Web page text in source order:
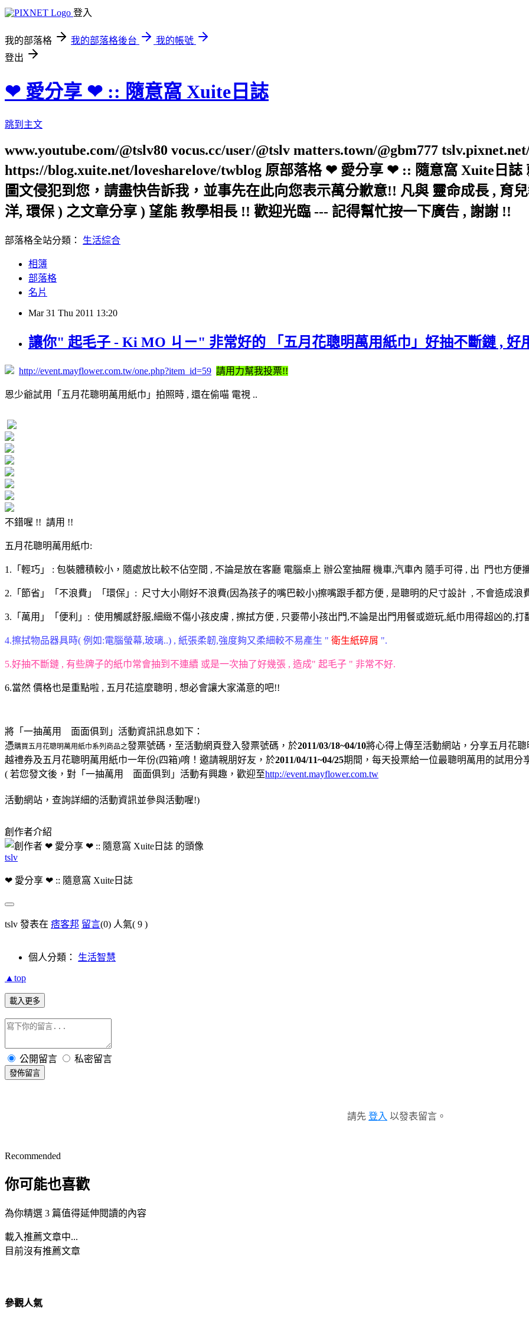
登入
我的部落格 我的部落格後台
我的帳號
登出
❤ 愛分享 ❤ :: 隨意窩 Xuite日誌
跳到主文
www.youtube.com/@tslv80 vocus.cc/user/@tslv matters.town/@gbm777
https://blog.xuite.net/lovesharelove/twblog 原部落格 ❤ 愛分享 ❤ :: 隨意窩 Xuite日
圖文侵犯到您，請盡快告訴我，並事先在此向您表示萬分歉意!! 凡與 靈命成長 , 育
洋, 環保 ) 之文章分享 ) 望能 教學相長 !! 歡迎光臨 --- 記得幫忙按一下廣告 , 謝謝 !!
部落格全站分類： 生活綜合
相簿
部落格
名片
Mar 31 Thu 2011 13:20
讓你" 起毛子 - Ki MO ㄐㄧ" 非常好的 「五月花聰明萬用紙巾」好抽不斷鏈 , 好
http://event.mayflower.com.tw/one.php?item_id=59 請用力幫我投票!!
恩少爺試用「五月花聰明萬用紙巾」拍照時 , 還在偷喵 電視 ..
不錯喔 !! 請用 !!
五月花聰明萬用紙巾:
1.「輕巧」 : 包裝體積較小，隨處放比較不佔空間 , 不論是放在客廳 電腦桌上 辦公室抽屜 機車,汽車內 隨手可得 , 出 門也方便
2.「節省」「不浪費」「環保」: 尺寸大小剛好不浪費(因為孩子的嘴巴較小)擦嘴跟手都方便 , 是聰明的尺寸設計 , 不會造成浪
3.「萬用」「便利」: 使用觸感舒服,細緻不傷小孩皮膚 , 擦拭方便 , 只要帶小孩出門,不論是出門用餐或遊玩,紙巾用得超凶的,打
4.擦拭物品器具時( 例如:電腦螢幕,玻璃..) , 紙張柔韌,強度夠又柔細較不易產生 " 衛生紙碎屑 ".
5.好抽不斷鏈 , 有些牌子的紙巾常會抽到不連續 或是一次抽了好幾張 , 造成" 起毛子 " 非常不好.
6.當然 價格也是重點啦 , 五月花這麼聰明 , 想必會讓大家滿意的吧!!
將「一抽萬用 面面俱到」活動資訊訊息如下：
憑購買五月花聰明萬用紙巾系列商品之發票號碼，至活動網頁登入發票號碼，於2011/03/18~04/10將心得上傳至活動網站，分享五月花
越禮券及五月花聰明萬用紙巾一年份(四箱)唷！邀請親朋好友，於2011/04/11~04/25期間，每天投票給一位最聰明萬用的試用分
( 若您發文後，對「一抽萬用 面面俱到」活動有興趣，歡迎至http://event.mayflower.com.tw
活動網站，查詢詳細的活動資訊並參與活動喔!)
創作者介紹
tslv
❤ 愛分享 ❤ :: 隨意窩 Xuite日誌
tslv 發表在 痞客邦 留言(0) 人氣( 9 )
個人分類： 生活智慧
▲top
載入更多
公開留言 私密留言
發佈留言
請先 登入 以發表留言。
Recommended
你可能也喜歡
為你精選 3 篇值得延伸閱讀的內容
載入推薦文章中...
目前沒有推薦文章
參觀人氣